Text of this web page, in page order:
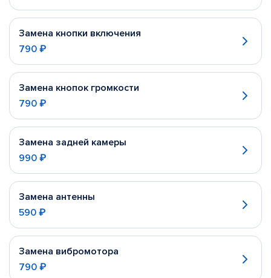
Замена кнопки включения
790 ₽
Замена кнопок громкости
790 ₽
Замена задней камеры
990 ₽
Замена антенны
590 ₽
Замена вибромотора
790 ₽